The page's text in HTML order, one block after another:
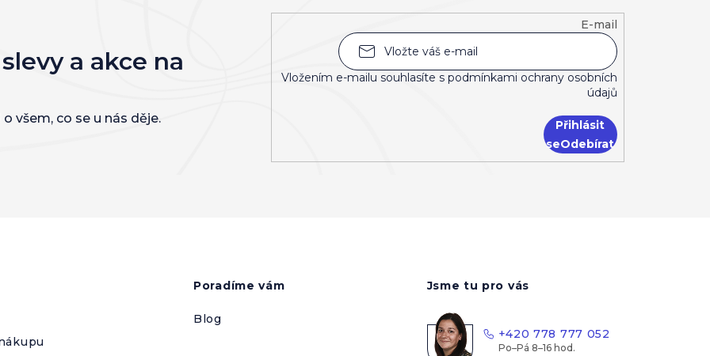
E-mail
Vložením e-mailu souhlasíte s podmínkami ochrany osobních
údajů
Přihlásit
se
a akce na
všem, co se u nás děje.
Poradíme vám
Blog
Jsme tu pro vás
+420 778 777 052